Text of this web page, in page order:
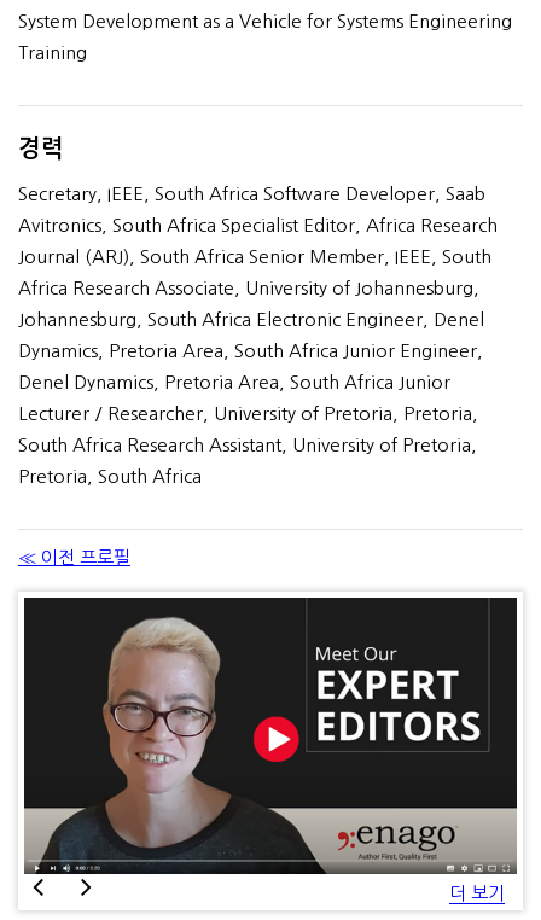
System Development as a Vehicle for Systems Engineering
Training
경력
Secretary, IEEE, South Africa Software Developer, Saab
Avitronics, South Africa Specialist Editor, Africa Research
Journal (ARJ), South Africa Senior Member, IEEE, South
Africa Research Associate, University of Johannesburg,
Johannesburg, South Africa Electronic Engineer, Denel
Dynamics, Pretoria Area, South Africa Junior Engineer,
Denel Dynamics, Pretoria Area, South Africa Junior
Lecturer / Researcher, University of Pretoria, Pretoria,
South Africa Research Assistant, University of Pretoria,
Pretoria, South Africa
≪ 이전 프로필
더 보기